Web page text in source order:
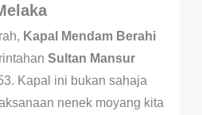
Kapal Mendam Berahi
Sultan Mansur
Kapal ini bukan sahaja
nenek moyang kita